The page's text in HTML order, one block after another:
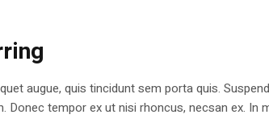
augue, quis tincidunt sem porta quis.
tempor ex ut nisi rhoncus, necsan ex. In